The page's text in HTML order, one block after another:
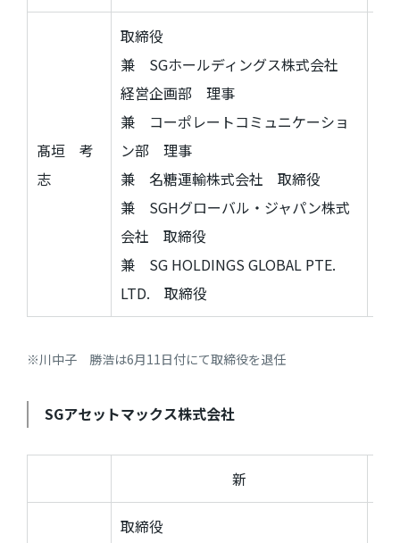
髙垣 考
志
取締役
兼 SGホールディングス株式会社
経営企画部 理事
兼 コーポレートコミュニケーショ
ン部 理事
兼 名糖運輸株式会社 取締役
兼 SGHグローバル・ジャパン株式
会社 取締役
兼 SG HOLDINGS GLOBAL PTE.
LTD. 取締役
※川中子 勝浩は6月11日付にて取締役を退任
SGアセットマックス株式会社
新
取締役